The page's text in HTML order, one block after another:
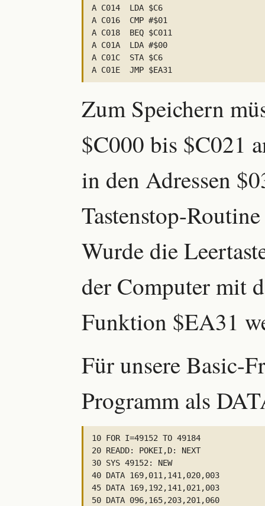
A C014  LDA $C6
A C016  CMP #$01
A C018  BEQ $C011
A C01A  LDA #$00
A C01C  STA $C6
Zum Speichern
$C000 bis $C021
in den Adressen
Tastenstop-
Wurde die
der Computer mit
Funktion $EA31
Für unsere Basic-
Programm als
10 FOR I=49152 TO 49184
20 READD: POKEI,D: NEXT
30 SYS 49152: NEW
40 DATA 169,011,141,020,003
45 DATA 169,192,141,021,003
50 DATA 096,165,203,201,060